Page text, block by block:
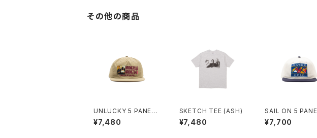
その他の商品
UNLUCKY 5 PANEL
SNAPBACK (BEIGE)
¥7,480
SKETCH TEE (ASH)
¥7,480
SAIL ON 5
NAPBACK CAP
Y/WHITE)
¥7,700